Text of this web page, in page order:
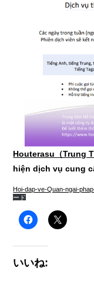
Houterasu（Trung
hiện dịch vụ cung
Hoi-dap-ve-Quan-ngai-
ード
いいね: